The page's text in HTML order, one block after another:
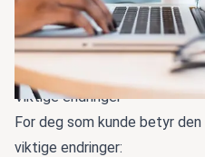
Velkommen til ny nettside
mars 2025.
Viktige endringer
For deg som kunde betyr
viktige endringer: